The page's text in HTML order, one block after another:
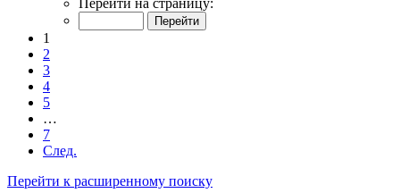
Перейти на страницу:
1
2
3
4
5
…
7
След.
Перейти к расширенному поиску